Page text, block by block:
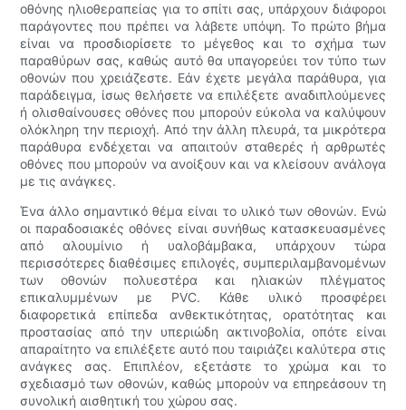
οθόνης ηλιοθεραπείας για το σπίτι σας, υπάρχουν διάφοροι
παράγοντες που πρέπει να λάβετε υπόψη. Το πρώτο βήμα
είναι να προσδιορίσετε το μέγεθος και το σχήμα των
παραθύρων σας, καθώς αυτό θα υπαγορεύει τον τύπο των
οθονών που χρειάζεστε. Εάν έχετε μεγάλα παράθυρα, για
παράδειγμα, ίσως θελήσετε να επιλέξετε αναδιπλούμενες
ή ολισθαίνουσες οθόνες που μπορούν εύκολα να καλύψουν
ολόκληρη την περιοχή. Από την άλλη πλευρά, τα μικρότερα
παράθυρα ενδέχεται να απαιτούν σταθερές ή αρθρωτές
οθόνες που μπορούν να ανοίξουν και να κλείσουν ανάλογα
με τις ανάγκες.
Ένα άλλο σημαντικό θέμα είναι το υλικό των οθονών. Ενώ
οι παραδοσιακές οθόνες είναι συνήθως κατασκευασμένες
από αλουμίνιο ή υαλοβάμβακα, υπάρχουν τώρα
περισσότερες διαθέσιμες επιλογές, συμπεριλαμβανομένων
των οθονών πολυεστέρα και ηλιακών πλέγματος
επικαλυμμένων με PVC. Κάθε υλικό προσφέρει
διαφορετικά επίπεδα ανθεκτικότητας, ορατότητας και
προστασίας από την υπεριώδη ακτινοβολία, οπότε είναι
απαραίτητο να επιλέξετε αυτό που ταιριάζει καλύτερα στις
ανάγκες σας. Επιπλέον, εξετάστε το χρώμα και το
σχεδιασμό των οθονών, καθώς μπορούν να επηρεάσουν τη
συνολική αισθητική του χώρου σας.